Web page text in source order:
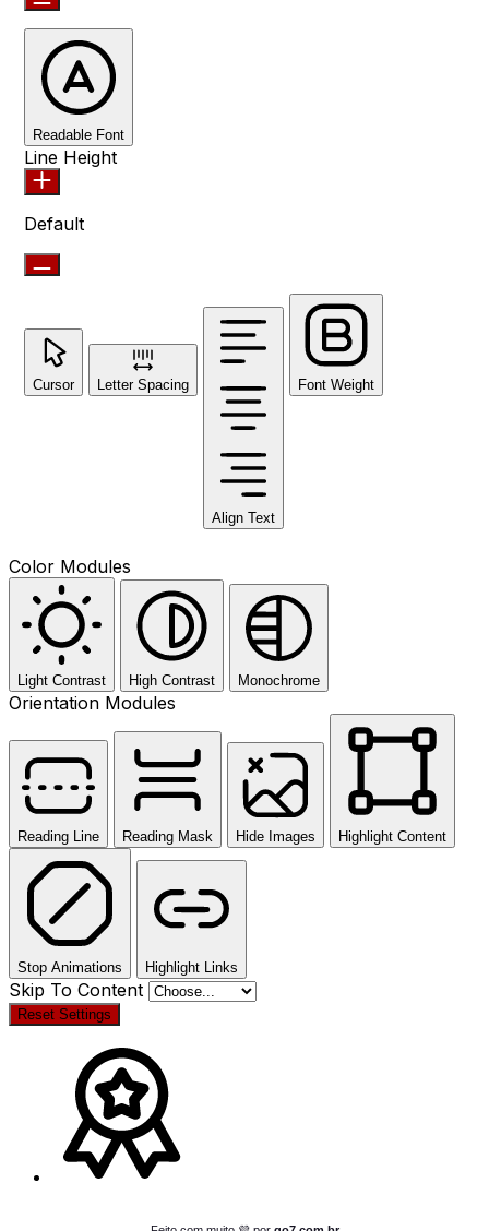
Readable Font
Line Height
Default
Cursor Letter Spacing
Align Text
Font Weight
Color Modules
Light Contrast High Contrast Monochrome
Orientation Modules
Reading Line Reading Mask Hide Images Highlight Content
Stop Animations Highlight Links
Skip To Content
Reset Settings